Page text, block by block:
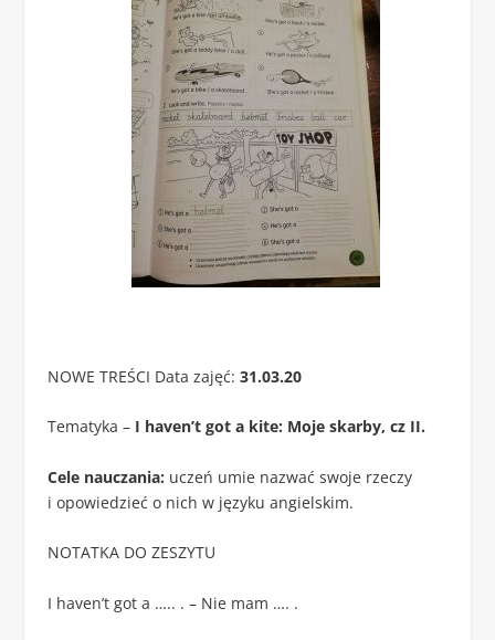
NOWE TREŚCI Data zajęć: 31.03.20
Tematyka – I haven’t got a kite: Moje skarby, cz II.
Cele nauczania: uczeń umie nazwać swoje rzeczy
i opowiedzieć o nich w języku angielskim.
NOTATKA DO ZESZYTU
I haven’t got a ….. . – Nie mam …. .